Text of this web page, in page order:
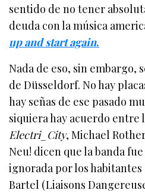
sentido de no tener
deuda con la música
up and start again.
Nada de eso, sin embargo,
de Düsseldorf. No hay
hay señas de ese pasado
siquiera hay acuerdo entre
Electri_City, Michael
Neu! dicen que la banda
ignorada por los habitantes
Bartel (Liaisons